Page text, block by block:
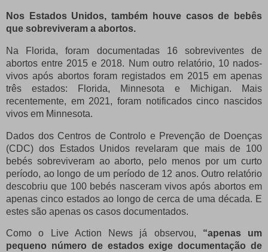
Nos Estados Unidos, também houve casos de bebês
que sobreviveram a abortos.
Na Florida, foram documentadas 16 sobreviventes de
abortos entre 2015 e 2018. Num outro relatório, 10 nados-
vivos após abortos foram registados em 2015 em apenas
três estados: Florida, Minnesota e Michigan. Mais
recentemente, em 2021, foram notificados cinco nascidos
vivos em Minnesota.
Dados dos Centros de Controlo e Prevenção de Doenças
(CDC) dos Estados Unidos revelaram que mais de 100
bebés sobreviveram ao aborto, pelo menos por um curto
período, ao longo de um período de 12 anos. Outro relatório
descobriu que 100 bebés nasceram vivos após abortos em
apenas cinco estados ao longo de cerca de uma década. E
estes são apenas os casos documentados.
Como o Live Action News já observou, “apenas um
pequeno número de estados exige documentação de